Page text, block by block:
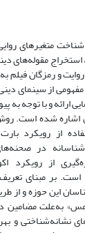
متغیر‌های
مقوله‌های
و رمزگان فیلم
از سینمای
و با توجه به
اشاره شده است.
از رویکرد
در
از رویکرد
است. بر مبنای
این حوزه و از
مس» به‌علت مضامین
نشانه‌شناختی و